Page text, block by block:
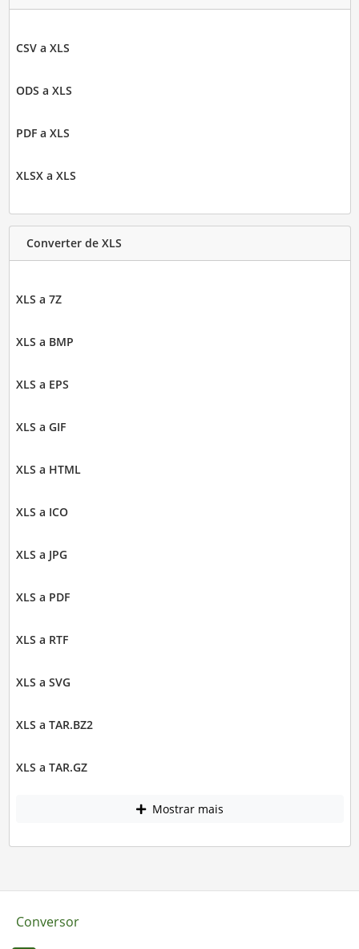
CSV a XLS
ODS a XLS
PDF a XLS
XLSX a XLS
Converter de XLS
XLS a 7Z
XLS a BMP
XLS a EPS
XLS a GIF
XLS a HTML
XLS a ICO
XLS a JPG
XLS a PDF
XLS a RTF
XLS a SVG
XLS a TAR.BZ2
XLS a TAR.GZ
Mostrar mais
Conversor